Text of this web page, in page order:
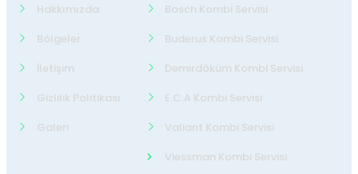
Hakkımızda
Bölgeler
İletişim
Gizlilik Politikası
Galeri
Bosch Kombi Servisi
Buderus Kombi Servisi
Demirdöküm Kombi Servisi
E.C.A Kombi Servisi
Valiant Kombi Servisi
Viessman Kombi Servisi